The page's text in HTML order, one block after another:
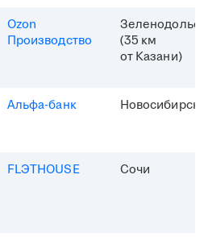
Ozon
Производство
Зеленодольск
(35 км
от Казани)
Альфа-банк Новосибирск
FLЭTHOUSE Сочи